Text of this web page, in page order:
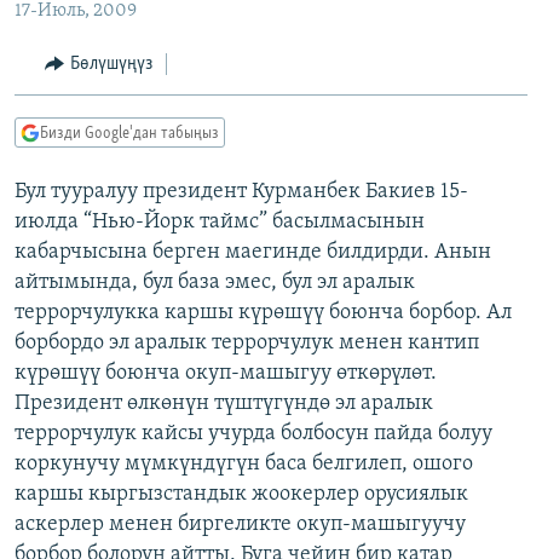
МАДАНИЯТ
ТВ ПРОГРАММАЛАР
БҮГҮН АЗАТТЫКТА
ДАНИСТЕ
ЭЖЕ-СИҢДИЛЕР
АЗАТТЫК+
ЫҢГАЙСЫЗ СУРООЛОР
ПОДКАСТ
ОНЛАЙН ШЕРИНЕ
ЭЕ/АРнун бардык сайттары
17-Июль, 2009
Бөлүшүңүз
Бизди Google'дан табыңыз
Бул тууралуу президент Курманбек Бакиев 15-
июлда “Нью-Йорк таймс” басылмасынын
кабарчысына берген маегинде билдирди. Анын
айтымында, бул база эмес, бул эл аралык
террорчулукка каршы күрөшүү боюнча борбор. Ал
борбордо эл аралык террорчулук менен кантип
күрөшүү боюнча окуп-машыгуу өткөрүлөт.
Президент өлкөнүн түштүгүндө эл аралык
террорчулук кайсы учурда болбосун пайда болуу
коркунучу мүмкүндүгүн баса белгилеп, ошого
каршы кыргызстандык жоокерлер орусиялык
аскерлер менен биргеликте окуп-машыгуучу